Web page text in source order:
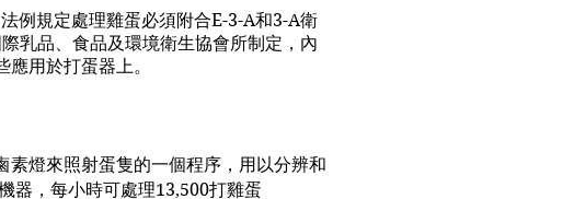
例規定處理雞蛋必須附合E-3-A和3-A衛
乳品、食品及環境衛生協會所制定，內
用於打蛋器上。
燈來照射蛋隻的一個程序，用以分辨和
器，每小時可處理13,500打雞蛋